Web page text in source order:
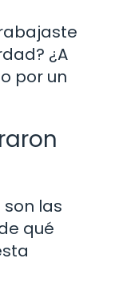
¿A
por un
las
qué